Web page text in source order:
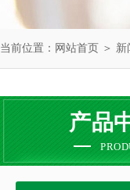
当前位置： 网站首页 ＞ 新
产品